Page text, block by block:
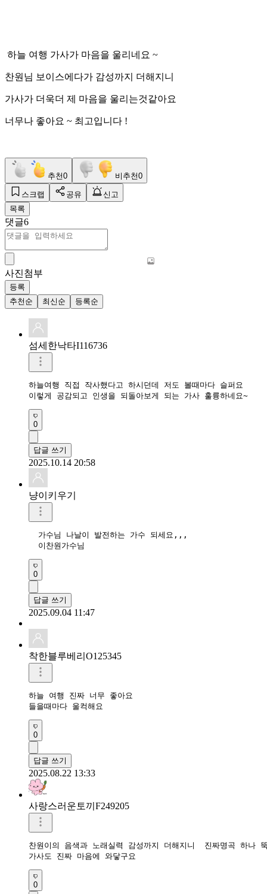
하늘 여행 가사가 마음을 울리네요 ~
찬원님 보이스에다가 감성까지 더해지니
가사가 더욱더 제 마음을 울리는것같아요
너무나 좋아요 ~ 최고입니다 !
추천0 비추천0
스크랩 공유
신고
목록
댓글6
사진첨부
등록
추천순
최신순 등록순
섬세한낙타I116736
하늘여행 직접 작사했다고 하시던데 저도 볼때마다 슬퍼요
이렇게 공감되고 인생을 되돌아보게 되는 가사 훌륭하네요~
0
답글 쓰기
2025.10.14 20:58
냥이키우기
  가수님 나날이 발전하는 가수 되세요,,,
이찬원가수님
0
답글 쓰기
2025.09.04 11:47
착한블루베리O125345
하늘 여행 진짜 너무 좋아요
들을때마다 울컥해요
0
답글 쓰기
2025.08.22 13:33
사랑스러운토끼F249205
찬원이의 음색과 노래실력 감성까지 더해지니  진짜명곡 하나
가사도 진짜 마음에 와닿구요
0